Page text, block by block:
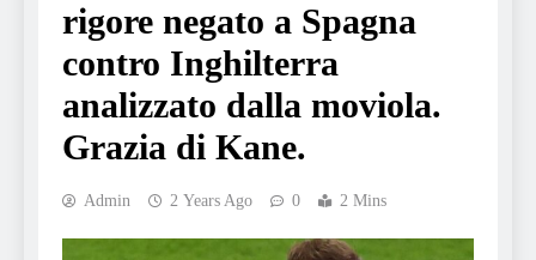
rigore negato a Spagna
contro Inghilterra
analizzato dalla moviola.
Grazia di Kane.
Admin 2 Years Ago 0 2 Mins